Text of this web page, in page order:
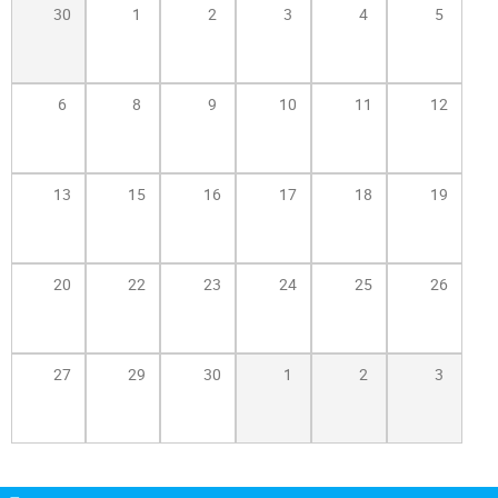
30 1 2 3 4 5
6 8 9 10 11 12
13 15 16 17 18 19
20 22 23 24 25 26
27 29 30 1 2 3